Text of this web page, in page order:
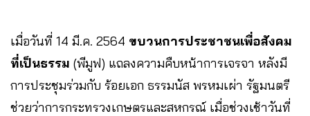
เมื่อวันที่ 14 มี.ค. 2564 ขบวนการประชาชนเพื่อสังคม
ที่เป็นธรรม (พีมูฟ) แถลงความคืบหน้าการเจรจา หลังมี
การประชุมร่วมกับ ร้อยเอก ธรรมนัส พรหมเผ่า รัฐมนตรี
ช่วยว่าการกระทรวงเกษตรและสหกรณ์ เมื่อช่วงเช้าวันที่